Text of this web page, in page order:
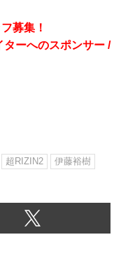
募集！
ーへのスポンサー /
超RIZIN2
伊藤裕樹